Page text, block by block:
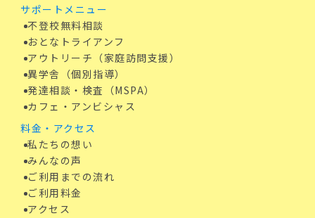
サポートメニュー
不登校無料相談
おとなトライアンフ
アウトリーチ（家庭訪問支援）
異学舎（個別指導）
発達相談・検査（MSPA）
カフェ・アンビシャス
料金・アクセス
私たちの想い
みんなの声
ご利用までの流れ
ご利用料金
アクセス